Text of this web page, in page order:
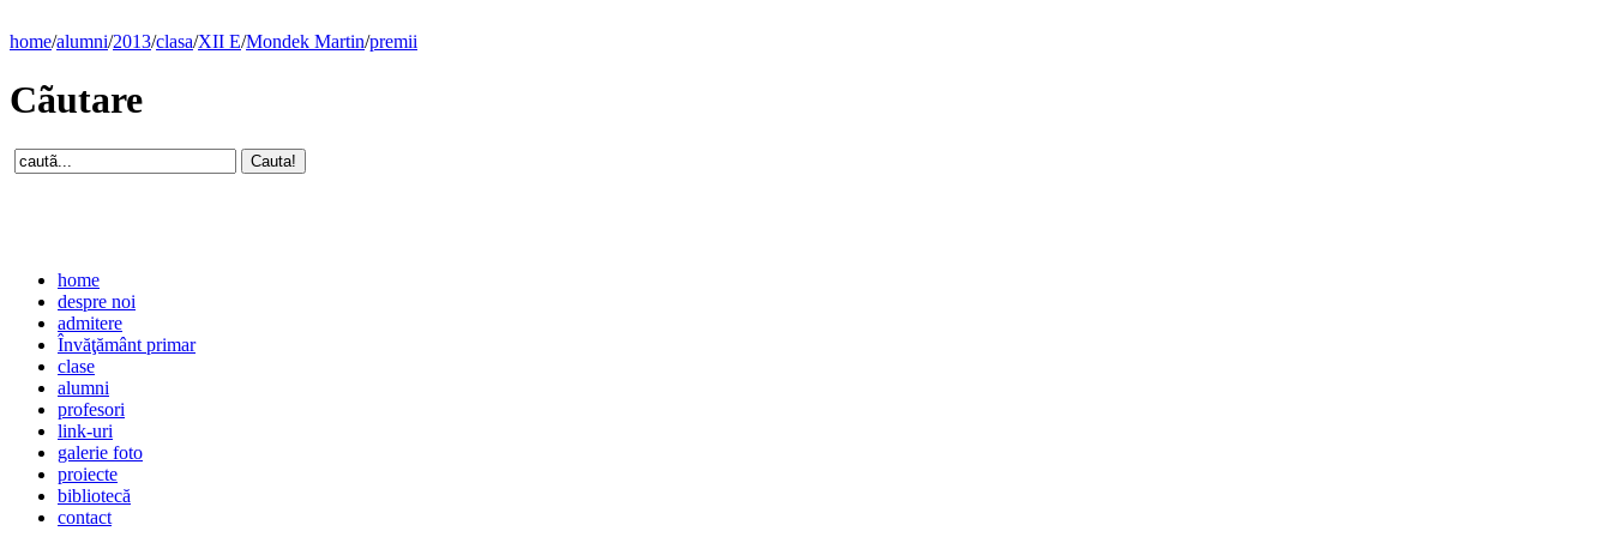
home/alumni/2013/clasa/XII E/Mondek Martin/premii
Cãutare
home
despre noi
admitere
Învăţământ primar
clase
alumni
profesori
link-uri
galerie foto
proiecte
bibliotecă
contact